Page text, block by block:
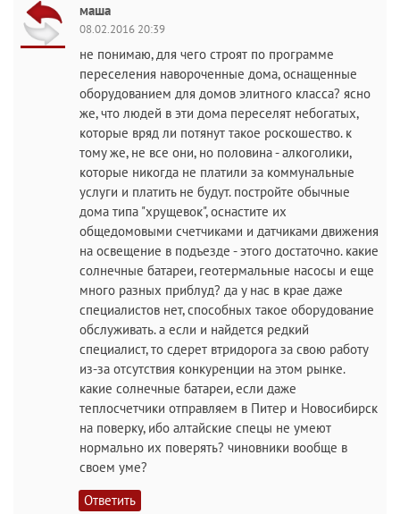
маша
08.02.2016 20:39
не понимаю, для чего строят по программе
переселения навороченные дома, оснащенные
оборудованием для домов элитного класса? ясно
же, что людей в эти дома переселят небогатых,
которые вряд ли потянут такое роскошество. к
тому же, не все они, но половина - алкоголики,
которые никогда не платили за коммунальные
услуги и платить не будут. постройте обычные
дома типа "хрущевок", оснастите их
общедомовыми счетчиками и датчиками движения
на освещение в подъезде - этого достаточно. какие
солнечные батареи, геотермальные насосы и еще
много разных приблуд? да у нас в крае даже
специалистов нет, способных такое оборудование
обслуживать. а если и найдется редкий
специалист, то сдерет втридорога за свою работу
из-за отсутствия конкуренции на этом рынке.
какие солнечные батареи, если даже
теплосчетчики отправляем в Питер и Новосибирск
на поверку, ибо алтайские спецы не умеют
нормально их поверять? чиновники вообще в
своем уме?
Ответить